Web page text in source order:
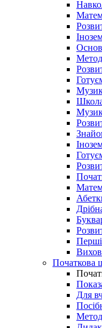
Перші
Початкова
Для